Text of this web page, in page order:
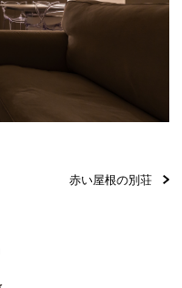
赤い屋根の別荘